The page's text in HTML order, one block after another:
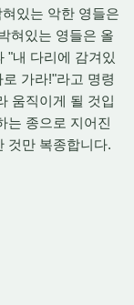
있는 악한 영들은
혀있는 영들은 올
"내 다리에 감겨있
가라!"라고 명령
움직이게 될 것입
는 종으로 지어진
것만 복종합니다.